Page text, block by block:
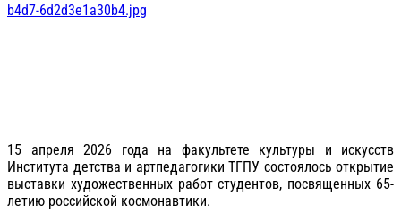
15 апреля 2026 года на факультете культуры и искусств
Института детства и артпедагогики ТГПУ состоялось открытие
выставки художественных работ студентов, посвященных 65-
летию российской космонавтики.